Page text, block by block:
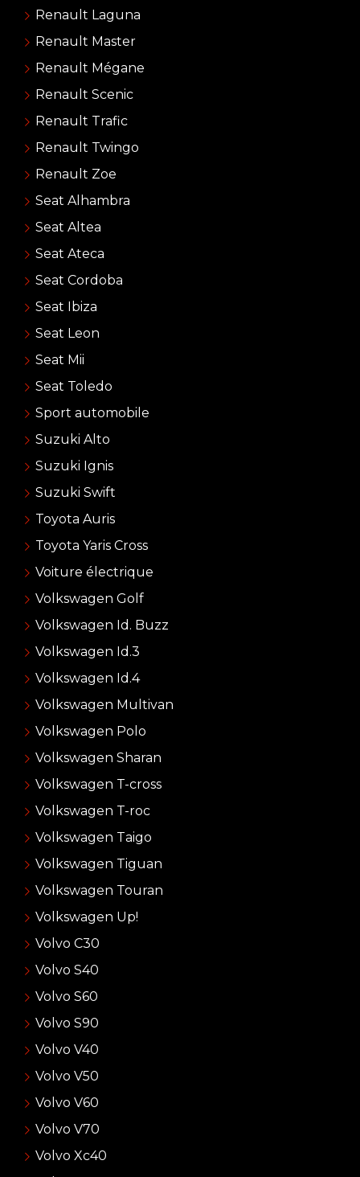
Renault Laguna
Renault Master
Renault Mégane
Renault Scenic
Renault Trafic
Renault Twingo
Renault Zoe
Seat Alhambra
Seat Altea
Seat Ateca
Seat Cordoba
Seat Ibiza
Seat Leon
Seat Mii
Seat Toledo
Sport automobile
Suzuki Alto
Suzuki Ignis
Suzuki Swift
Toyota Auris
Toyota Yaris Cross
Voiture électrique
Volkswagen Golf
Volkswagen Id. Buzz
Volkswagen Id.3
Volkswagen Id.4
Volkswagen Multivan
Volkswagen Polo
Volkswagen Sharan
Volkswagen T-cross
Volkswagen T-roc
Volkswagen Taigo
Volkswagen Tiguan
Volkswagen Touran
Volkswagen Up!
Volvo C30
Volvo S40
Volvo S60
Volvo S90
Volvo V40
Volvo V50
Volvo V60
Volvo V70
Volvo Xc40